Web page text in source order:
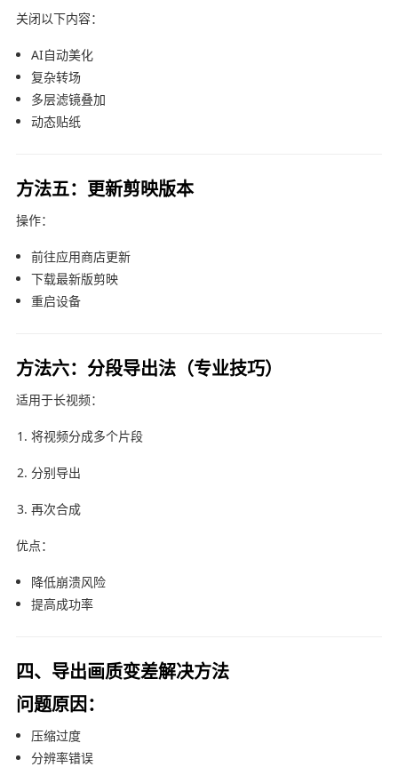
关闭以下内容：
AI自动美化
复杂转场
多层滤镜叠加
动态贴纸
方法五：更新剪映版本
操作：
前往应用商店更新
下载最新版剪映
重启设备
方法六：分段导出法（专业技巧）
适用于长视频：
将视频分成多个片段
分别导出
再次合成
优点：
降低崩溃风险
提高成功率
四、导出画质变差解决方法
问题原因：
压缩过度
分辨率错误